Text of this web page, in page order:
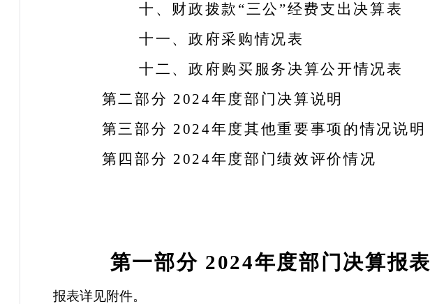
十、财政拨款“三公”经费支出决算表
十一、政府采购情况表
十二、政府购买服务决算公开情况表
第二部分 2024年度部门决算说明
第三部分 2024年度其他重要事项的情况说明
第四部分 2024年度部门绩效评价情况
第一部分 2024年度部门决算报表
报表详见附件。